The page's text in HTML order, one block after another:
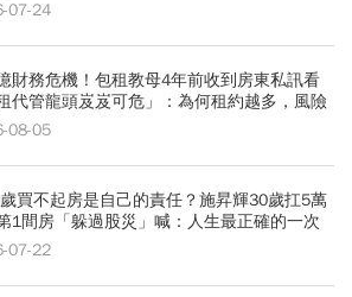
07-24
財務危機！包租教母4年前收到房東私訊看
代管龍頭岌岌可危」：為何租約越多，風險
08-05
買不起房是自己的責任？施昇輝30歲扛5萬
1間房「躲過股災」喊：人生最正確的一次
07-22